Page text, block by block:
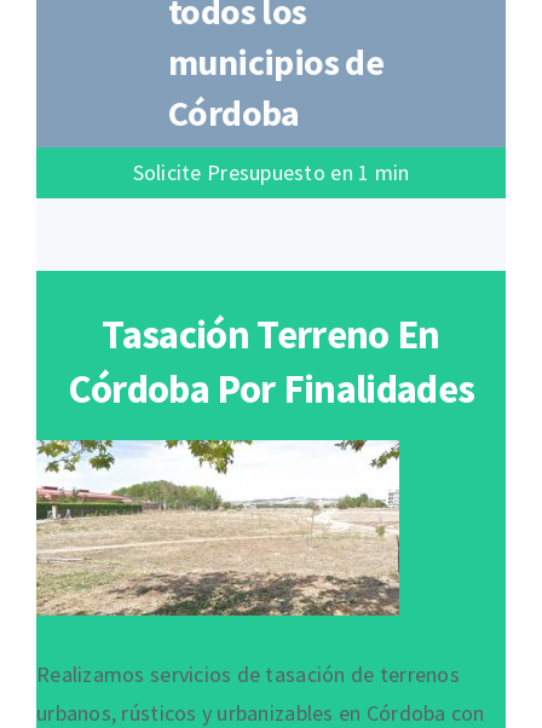
todos los
municipios de
Córdoba
Solicite Presupuesto en 1 min
Tasación Terreno En
Córdoba Por Finalidades
Realizamos servicios de tasación de terrenos
urbanos, rústicos y urbanizables en Córdoba con